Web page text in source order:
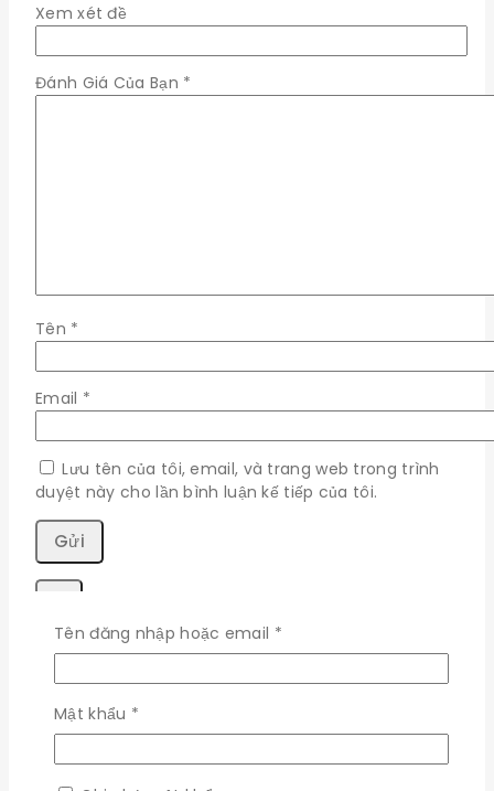
Xem xét đề
Đánh Giá Của Bạn *
Tên *
Email *
Lưu tên của tôi, email, và trang web trong trình
duyệt này cho lần bình luận kế tiếp của tôi.
Tên đăng nhập hoặc email
Tên đăng nhập hoặc email *Bắt
buộc
Mật khẩu *
buộc